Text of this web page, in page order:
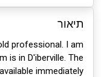
תיאור
professional. I am
is in D'iberville. The
immediately.